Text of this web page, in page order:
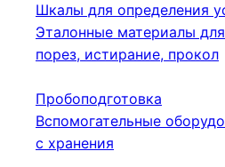
Шкалы для определения
Эталонные материалы
порез, истирание, прокол
Пробоподготовка
Вспомогательные
с хранения